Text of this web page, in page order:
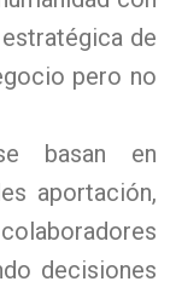
de
pero no
basan en
aportación,
decisiones